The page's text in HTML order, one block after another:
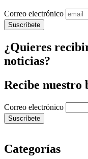
Correo electrónico
¿Quieres
noticias?
Recibe nuestro
Correo electrónico
Categorías